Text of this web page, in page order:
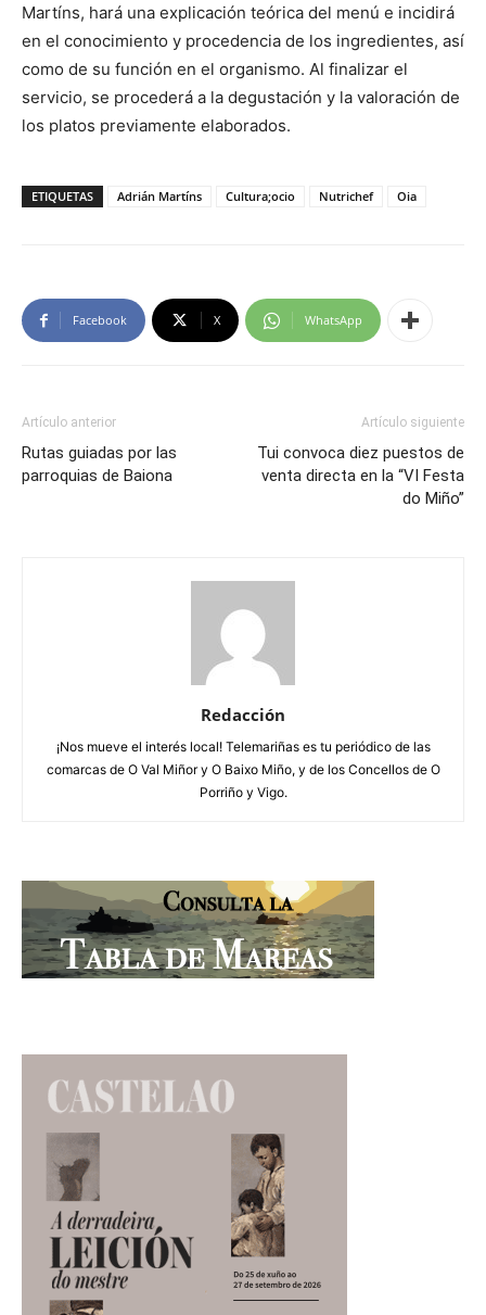
Martíns, hará una explicación teórica del menú e incidirá
en el conocimiento y procedencia de los ingredientes, así
como de su función en el organismo. Al finalizar el
servicio, se procederá a la degustación y la valoración de
los platos previamente elaborados.
ETIQUETAS Adrián Martíns Cultura;ocio Nutrichef Oia
Facebook X WhatsApp
Artículo anterior
Rutas guiadas por las
parroquias de Baiona
Artículo siguiente
Tui convoca diez puestos de
venta directa en la “VI Festa
do Miño”
Redacción
¡Nos mueve el interés local! Telemariñas es tu periódico de las
comarcas de O Val Miñor y O Baixo Miño, y de los Concellos de O
Porriño y Vigo.